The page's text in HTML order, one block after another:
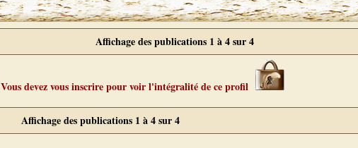
Affichage des publications 1 à 4 sur 4
Vous devez vous inscrire pour voir l'intégralité de ce profil
Affichage des publications 1 à 4 sur 4